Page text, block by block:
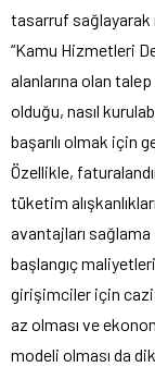
tasarruf sağlayarak
“Kamu Hizmetleri
alanlarına olan
olduğu, nasıl
başarılı olmak için
Özellikle,
tüketim
avantajları
başlangıç
girişimciler için
az olması ve
modeli olması da